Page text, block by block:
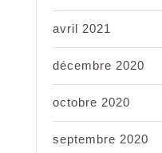
avril 2021
décembre 2020
octobre 2020
septembre 2020